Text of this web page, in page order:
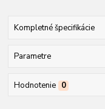
Kompletné špecifikácie
Parametre
Hodnotenie 0